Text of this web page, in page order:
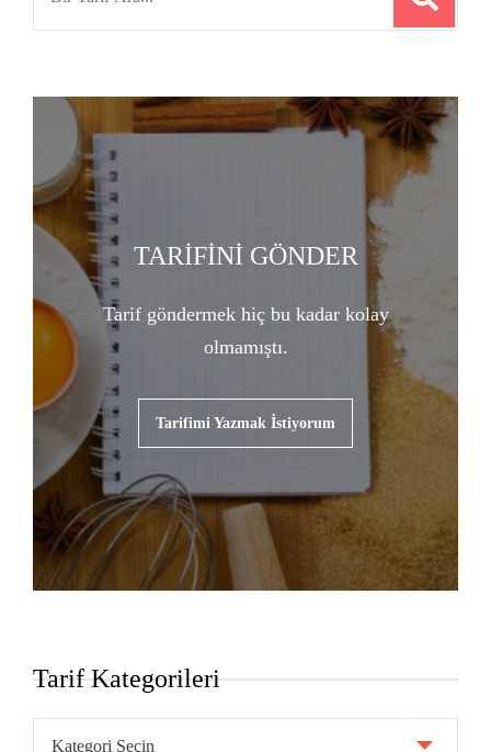
TARİFİNİ GÖNDER
Tarif göndermek hiç bu kadar kolay
olmamıştı.
Tarifimi Yazmak İstiyorum
Tarif Kategorileri